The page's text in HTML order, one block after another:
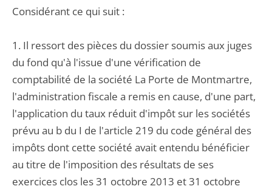
Considérant ce qui suit :
1. Il ressort des pièces du dossier soumis aux juges
du fond qu'à l'issue d'une vérification de
comptabilité de la société La Porte de Montmartre,
l'administration fiscale a remis en cause, d'une part,
l'application du taux réduit d'impôt sur les sociétés
prévu au b du I de l'article 219 du code général des
impôts dont cette société avait entendu bénéficier
au titre de l'imposition des résultats de ses
exercices clos les 31 octobre 2013 et 31 octobre